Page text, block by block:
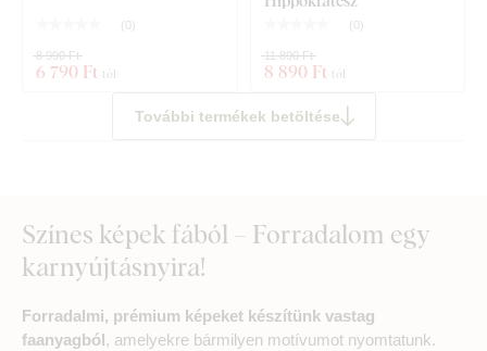
( 0)
6 790 Ft -tól
8 990 Ft
( 0)
8 890 Ft -tól
11 890 Ft
További termékek betöltése
Színes képek fából – Forradalom egy
karnyújtásnyira!
Forradalmi, prémium képeket készítünk vastag
faanyagból, amelyekre bármilyen motívumot nyomtatunk.